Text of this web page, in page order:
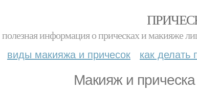
полезная информация о прическах и макияже
виды макияжа и причесок как делать
Макияж и